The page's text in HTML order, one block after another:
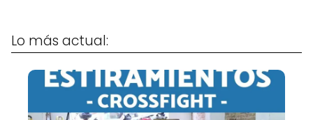
Lo más actual: